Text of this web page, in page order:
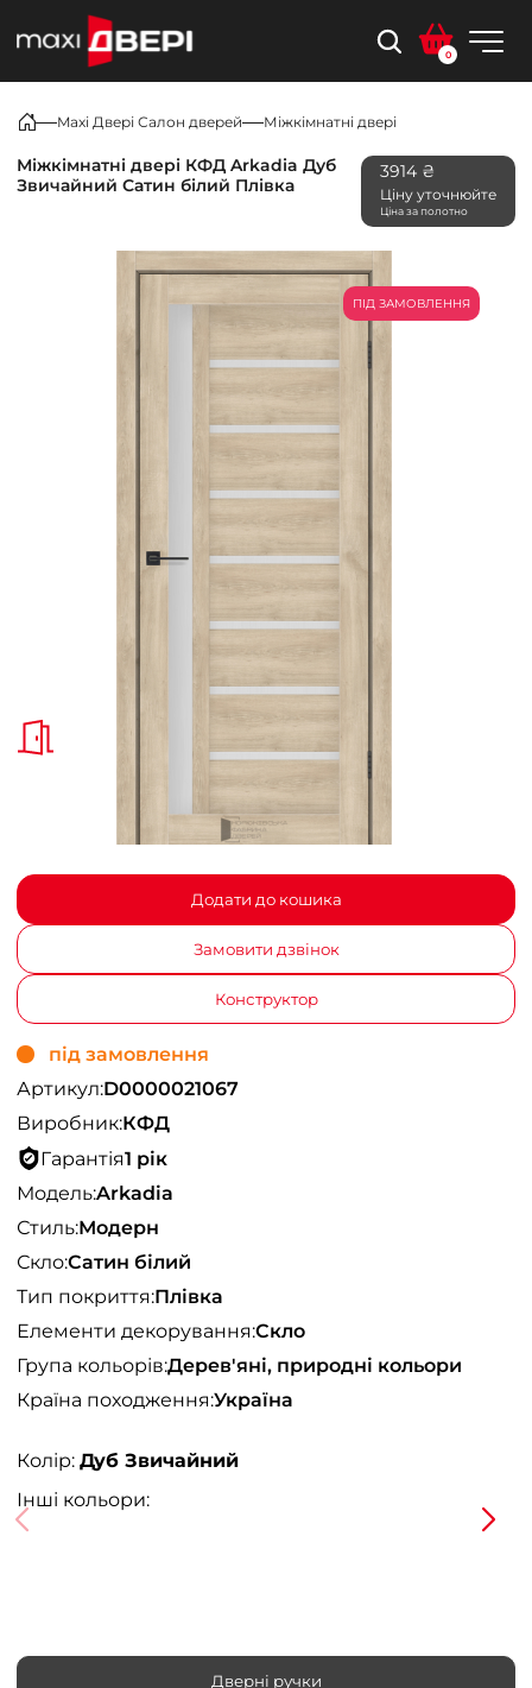
0
Maxi Двері Салон дверей Міжкімнатні двері
Міжкімнатні двері КФД Arkadia Дуб
Звичайний Сатин білий Плівка
3914 ₴
Ціну уточнюйте
Ціна за полотно
ПІД ЗАМОВЛЕННЯ
Додати до кошика
Замовити дзвінок
Конструктор
під замовлення
Артикул:D0000021067
Виробник:КФД
Гарантія1 рік
Модель:Arkadia
Стиль:Модерн
Скло:Сатин білий
Тип покриття:Плівка
Елементи декорування:Скло
Група кольорів:Дерев'яні, природні кольори
Країна походження:Україна
Колір: Дуб Звичайний
Інші кольори:
Дверні ручки